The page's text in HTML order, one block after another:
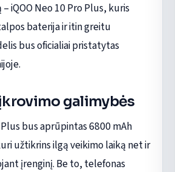
iQOO Neo 10 Pro Plus, kuris
baterija ir itin greitu
bus oficialiai pristatytas
galimybės
bus aprūpintas 6800 mAh
užtikrins ilgą veikimo laiką net ir
įrenginį. Be to, telefonas